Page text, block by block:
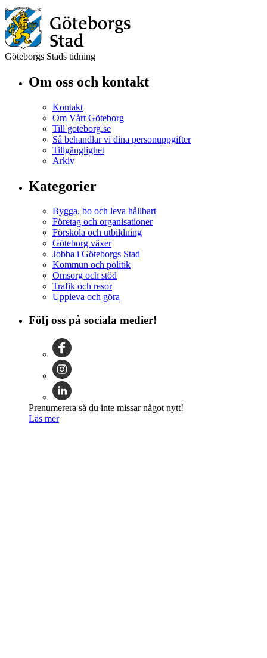
Göteborgs Stads tidning
Om oss och kontakt
Kontakt
Om Vårt Göteborg
Till goteborg.se
Så behandlar vi dina personuppgifter
Tillgänglighet
Arkiv
Kategorier
Bygga, bo och leva hållbart
Företag och organisationer
Förskola och utbildning
Göteborg växer
Jobba i Göteborgs Stad
Kommun och politik
Omsorg och stöd
Trafik och resor
Uppleva och göra
Följ oss på sociala medier!
Prenumerera så du inte missar något nytt!
Läs mer